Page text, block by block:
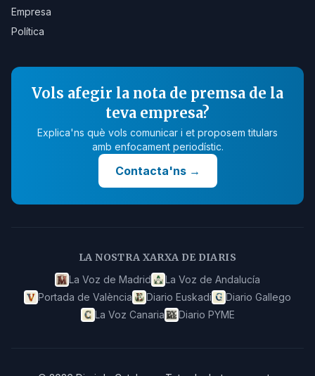
Empresa
Política
Vols afegir la nota de premsa de la
teva empresa?
Explica'ns què vols comunicar i et proposem titulars
amb enfocament periodístic.
Contacta'ns→
LA NOSTRA XARXA DE DIARIS
La Voz de Madrid
La Voz de Andalucía
Portada de València
Diario Euskadi
Diario Gallego
La Voz Canaria
Diario PYME